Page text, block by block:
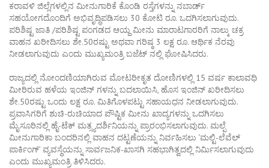
ಕರಾವಳಿ ಜಿಲ್ಲೆಗಳಲ್ಲಿನ ಮೀನುಗಾರಿಕೆ ಕೊಂಡಿ ರಸ್ತೆಗಳನ್ನು ನಬಾರ್ಡ್
ಸಹಯೋಗದೊಂದಿಗೆ ಅಭಿವೃದ್ಧಿಪಡಿಸಲು 30 ಕೋಟಿ ರೂ. ಒದಗಿಸಲಾಗುವುದು.
ಪರಿಶಿಷ್ಟ ಜಾತಿ /ಪರಿಶಿಷ್ಟ ಪಂಗಡದ ಆಯ್ದ ಮೀನು ಮಾರಾಟಗಾರರಿಗೆ ನಾಲ್ಕು ಚಕ್ರ
ವಾಹನ ಖರೀದಿಸಲು ಶೇ.50ರಷ್ಟು ಅಥವಾ ಗರಿಷ್ಠ 3 ಲಕ್ಷ ರೂ. ಆರ್ಥಿಕ ನೆರವು
ನೀಡಲಾಗುವುದು ಎಂದು ಮುಖ್ಯಮಂತ್ರಿ ಬಜೆಟ್ ನಲ್ಲಿ ಘೋಷಿಸಿದರು.
ರಾಜ್ಯದಲ್ಲಿ ನೋಂದಣಿಯಾಗಿರುವ ಮೋಟರೀಕೃತ ದೋಣಿಗಳಲ್ಲಿ 15 ವರ್ಷ ಕಾಲಾವಧಿ
ಮೀರಿರುವ ಹಳೆಯ ಇಂಜಿನ್ ಗಳನ್ನು ಬದಲಾಯಿಸಿ, ಹೊಸ ಇಂಜಿನ್ ಖರೀದಿಸಲು
ಶೇ.50ರಷ್ಟು ಒಂದು ಲಕ್ಷ ರೂ. ಮಿತಿಗೊಳಪಟ್ಟು ಸಹಾಯಧನ ನೀಡಲಾಗುವುದು.
ಪ್ರವಾಸಿಗರಿಗೆ ಶುಚಿ-ರುಚಿಯಾದ ಪೌಷ್ಟಿಕ ಮೀನು ಖಾದ್ಯಗಳನ್ನು ಒದಗಿಸಲು
ಮೈಸೂರಿನಲ್ಲಿ ಹೈ-ಟೆಕ್ ಮತ್ಸ್ಯದರ್ಶಿನಿಯನ್ನು ಪ್ರಾರಂಭಿಸಲಾಗುವುದು. ಮಲ್ಪೆ
ಮೀನುಗಾರಿಕಾ ಬಂದರಿನಲ್ಲಿ ವಾಹನ ದಟ್ಟಣೆಯನ್ನು ನಿರ್ವಹಿಸಲು ‘ಮಲ್ಟಿ-ಲೆವೆಲ್
ಪಾರ್ಕಿಂಗ್’ ವ್ಯವಸ್ಥೆಯನ್ನು ಸಾರ್ವಜನಿಕ-ಖಾಸಗಿ ಸಹಭಾಗಿತ್ವದಲ್ಲಿ ನಿರ್ಮಿಸಲಾಗುವುದು
ಎಂದು ಮುಖ್ಯಮಂತ್ರಿ ತಿಳಿಸಿದರು.